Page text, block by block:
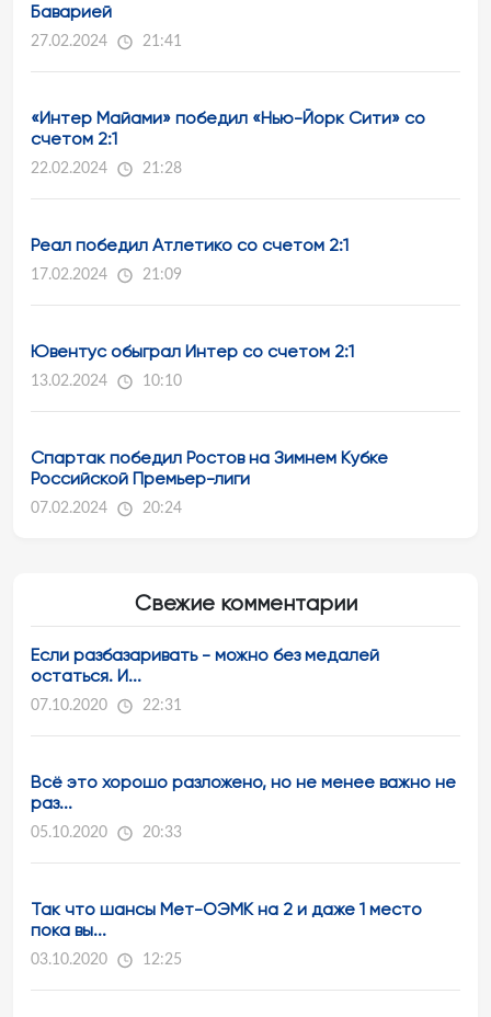
Баварией
27.02.2024 21:41
«Интер Майами» победил «Нью-Йорк Сити» со
счетом 2:1
22.02.2024 21:28
Реал победил Атлетико со счетом 2:1
17.02.2024 21:09
Ювентус обыграл Интер со счетом 2:1
13.02.2024 10:10
Спартак победил Ростов на Зимнем Кубке
Российской Премьер-лиги
07.02.2024 20:24
Свежие комментарии
Если разбазаривать - можно без медалей
остаться. И...
07.10.2020 22:31
Всё это хорошо разложено, но не менее важно не
раз...
05.10.2020 20:33
Так что шансы Мет-ОЭМК на 2 и даже 1 место
пока вы...
03.10.2020 12:25